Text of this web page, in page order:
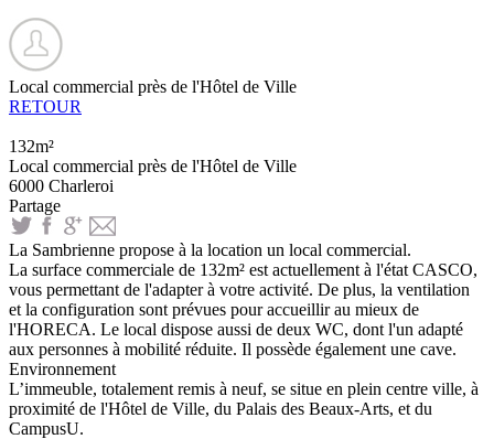
Local commercial près de l'Hôtel de Ville
RETOUR
132m²
Local commercial près de l'Hôtel de Ville
6000 Charleroi
Partage
La Sambrienne propose à la location un local commercial.
La surface commerciale de 132m² est actuellement à l'état CASCO,
vous permettant de l'adapter à votre activité. De plus, la ventilation
et la configuration sont prévues pour accueillir au mieux de
l'HORECA. Le local dispose aussi de deux WC, dont l'un adapté
aux personnes à mobilité réduite. Il possède également une cave.
Environnement
L’immeuble, totalement remis à neuf, se situe en plein centre ville, à
proximité de l'Hôtel de Ville, du Palais des Beaux-Arts, et du
CampusU.